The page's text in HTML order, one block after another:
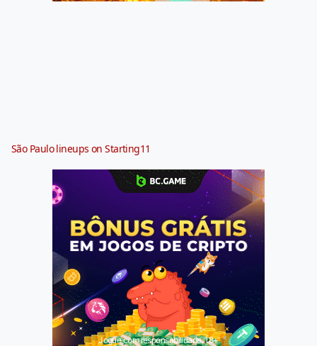
São Paulo lineups on Starting11
Jogue com responsabilidade. 18+